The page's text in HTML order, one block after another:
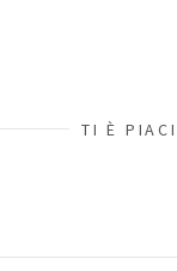
TI È